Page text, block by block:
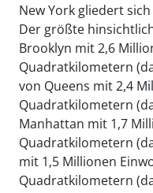
New York gliedert
Der größte
Brooklyn mit 2,6
Quadratkilometern
von Queens mit 2,4
Quadratkilometern
Manhattan mit 1,7
Quadratkilometern
mit 1,5 Millionen
Quadratkilometern